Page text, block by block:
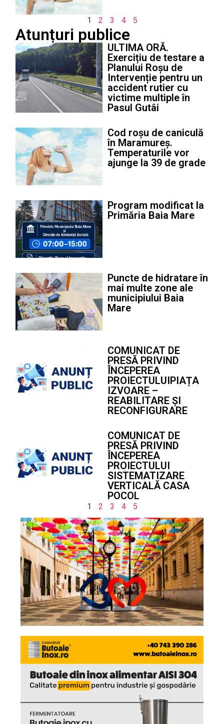
1 2 3 4 5
Atunțuri publice
ULTIMA ORĂ.
Exercițiu de testare a
Planului Roșu de
Intervenție pentru un
accident rutier cu
victime multiple în
Pasul Gutâi
Cod roșu de caniculă
în Maramureș.
Temperaturile vor
ajunge la 39 de grade
Program modificat la
Primăria Baia Mare
Puncte de hidratare în
mai multe zone ale
municipiului Baia
Mare
COMUNICAT DE
PRESĂ PRIVIND
ÎNCEPEREA
PROIECTULUIPIAȚA
IZVOARE –
REABILITARE ȘI
RECONFIGURARE
COMUNICAT DE
PRESĂ PRIVIND
ÎNCEPEREA
PROIECTULUI
SISTEMATIZARE
VERTICALĂ CASA
POCOL
1 2 3 4 5